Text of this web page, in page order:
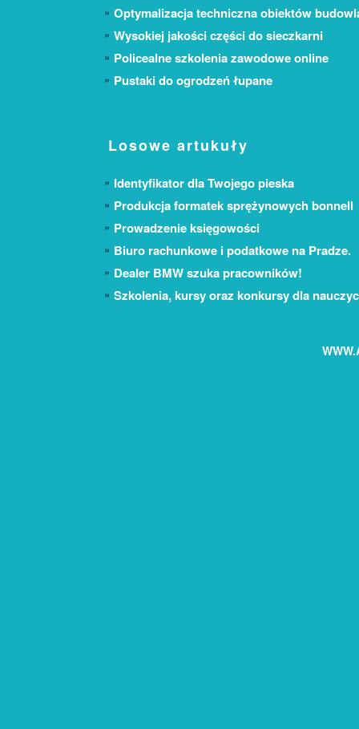
Optymalizacja techniczna obiektów
Wysokiej jakości części do sieczkarni
Policealne szkolenia zawodowe online
Pustaki do ogrodzeń łupane
Losowe artukuły
Identyfikator dla Twojego pieska
Produkcja formatek sprężynowych bonnell
Prowadzenie księgowości
Biuro rachunkowe i podatkowe na Pradze.
Dealer BMW szuka pracowników!
Szkolenia, kursy oraz konkursy dla